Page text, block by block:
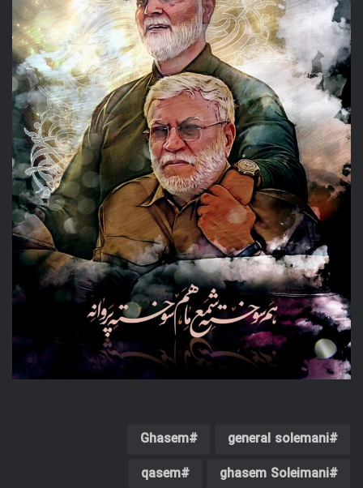
general solemani
Ghasem
ghasem Soleimani
qasem